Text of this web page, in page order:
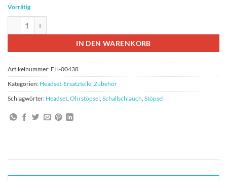
Vorrätig
IN DEN WARENKORB
Artikelnummer: FH-00438
Kategorien: Headset-Ersatzteile Zubehör
Schlagwörter: Headset Ohrstöpsel Schallschlauch Stöpsel